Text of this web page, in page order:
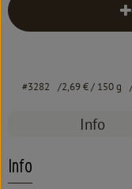
#3282 2,69 €/ 150 g
Info
Info